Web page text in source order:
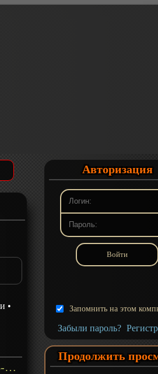
•
«Гордый владыка вечности» ТВ-1 - описание
Авторизация
Запомнить на этом
Забыли пароль?
Продолжить